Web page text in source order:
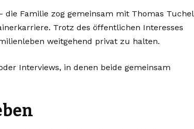
die Familie zog gemeinsam mit Thomas Tuchel
Trotz des öffentlichen Interesses
weitgehend privat zu halten.
Interviews, in denen beide gemeinsam